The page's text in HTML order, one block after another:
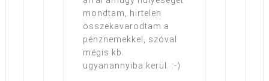
mondtam, hirtelen
összekavarodtam a
pénznemekkel, szóval
mégis kb.
ugyanannyiba kerül. :-)